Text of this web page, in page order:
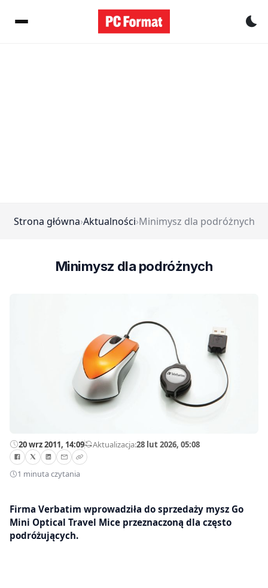
Strona główna›Aktualności›Minimysz dla podróżnych
Minimysz dla podróżnych
20 wrz 2011, 14:09—Aktualizacja:28 lut 2026, 05:08
1 minuta czytania
Firma Verbatim wprowadziła do sprzedaży mysz Go
Mini Optical Travel Mice przeznaczoną dla często
podróżujących.